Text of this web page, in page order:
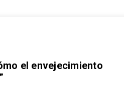
el envejecimiento